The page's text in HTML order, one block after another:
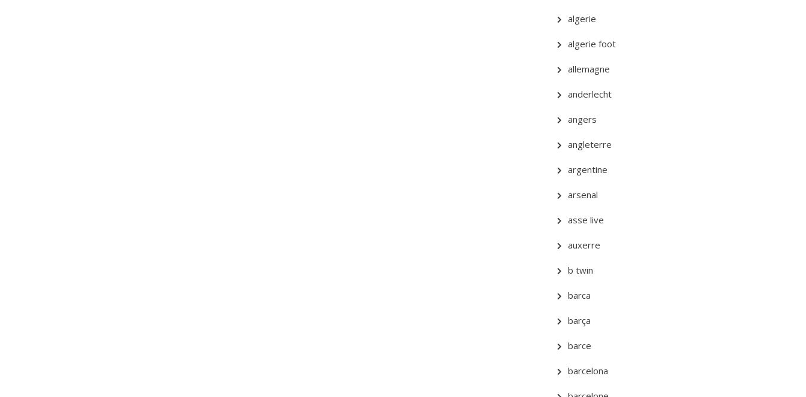
algerie
algerie foot
allemagne
anderlecht
angers
angleterre
argentine
arsenal
asse live
auxerre
b twin
barca
barça
barce
barcelona